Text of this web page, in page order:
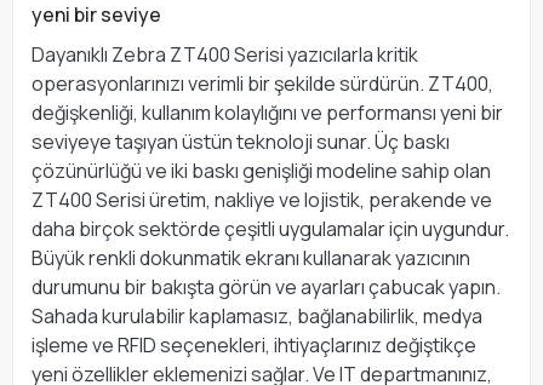
yeni bir seviye
Dayanıklı Zebra ZT400 Serisi yazıcılarla kritik
operasyonlarınızı verimli bir şekilde sürdürün. ZT400,
değişkenliği, kullanım kolaylığını ve performansı yeni bir
seviyeye taşıyan üstün teknoloji sunar. Üç baskı
çözünürlüğü ve iki baskı genişliği modeline sahip olan
ZT400 Serisi üretim, nakliye ve lojistik, perakende ve
daha birçok sektörde çeşitli uygulamalar için uygundur.
Büyük renkli dokunmatik ekranı kullanarak yazıcının
durumunu bir bakışta görün ve ayarları çabucak yapın.
Sahada kurulabilir kaplamasız, bağlanabilirlik, medya
işleme ve RFID seçenekleri, ihtiyaçlarınız değiştikçe
yeni özellikler eklemenizi sağlar. Ve IT departmanınız,